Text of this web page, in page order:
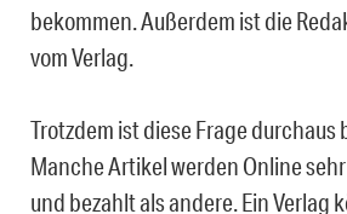
bekommen. Außerdem ist die
vom Verlag.
Trotzdem ist diese Frage
Manche Artikel werden Online
und bezahlt als andere. Ein Verlag